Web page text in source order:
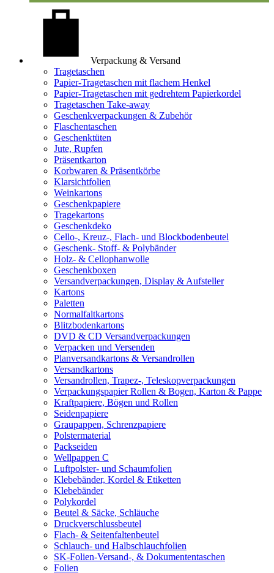
Verpackung & Versand
Tragetaschen
Papier-Tragetaschen mit flachem Henkel
Papier-Tragetaschen mit gedrehtem Papierkordel
Tragetaschen Take-away
Geschenkverpackungen & Zubehör
Flaschentaschen
Geschenktüten
Jute, Rupfen
Präsentkarton
Korbwaren & Präsentkörbe
Klarsichtfolien
Weinkartons
Geschenkpapiere
Tragekartons
Geschenkdeko
Cello-, Kreuz-, Flach- und Blockbodenbeutel
Geschenk- Stoff- & Polybänder
Holz- & Cellophanwolle
Geschenkboxen
Versandverpackungen, Display & Aufsteller
Kartons
Paletten
Normalfaltkartons
Blitzbodenkartons
DVD & CD Versandverpackungen
Verpacken und Versenden
Planversandkartons & Versandrollen
Versandkartons
Versandrollen, Trapez-, Teleskopverpackungen
Verpackungspapier Rollen & Bogen, Karton & Pappe
Kraftpapiere, Bögen und Rollen
Seidenpapiere
Graupappen, Schrenzpapiere
Polstermaterial
Packseiden
Wellpappen C
Luftpolster- und Schaumfolien
Klebebänder, Kordel & Etiketten
Klebebänder
Polykordel
Beutel & Säcke, Schläuche
Druckverschlussbeutel
Flach- & Seitenfaltenbeutel
Schlauch- und Halbschlauchfolien
SK-Folien-Versand-, & Dokumententaschen
Folien